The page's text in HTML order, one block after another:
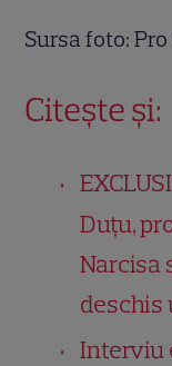
Sursa foto: Pro
Citește și:
Duțu,
Narcisa
deschis
Interviu